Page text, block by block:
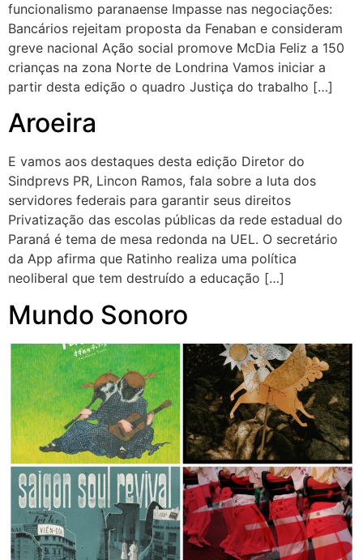
funcionalismo paranaense Impasse nas negociações:
Bancários rejeitam proposta da Fenaban e consideram
greve nacional Ação social promove McDia Feliz a 150
crianças na zona Norte de Londrina Vamos iniciar a
partir desta edição o quadro Justiça do trabalho […]
Aroeira
E vamos aos destaques desta edição Diretor do
Sindprevs PR, Lincon Ramos, fala sobre a luta dos
servidores federais para garantir seus direitos
Privatização das escolas públicas da rede estadual do
Paraná é tema de mesa redonda na UEL. O secretário
da App afirma que Ratinho realiza uma política
neoliberal que tem destruído a educação […]
Mundo Sonoro